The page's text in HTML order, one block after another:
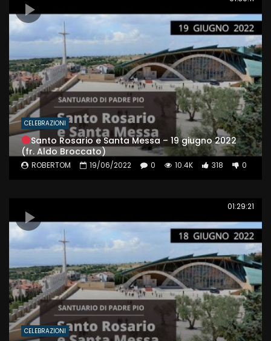
CELEBRAZIONI
Santo Rosario e Santa Messa – 19 giugno 2022
(fr. Aldo Broccato)
ROBERTOM 19/06/2022 0 10.4K 318 0
01:29:21
CELEBRAZIONI